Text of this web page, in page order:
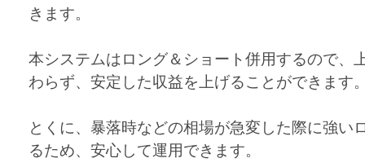
きます。
本システムはロング＆ショート併用するので、
わらず、安定した収益を上げることができます
とくに、暴落時などの相場が急変した際に強い
るため、安心して運用できます。